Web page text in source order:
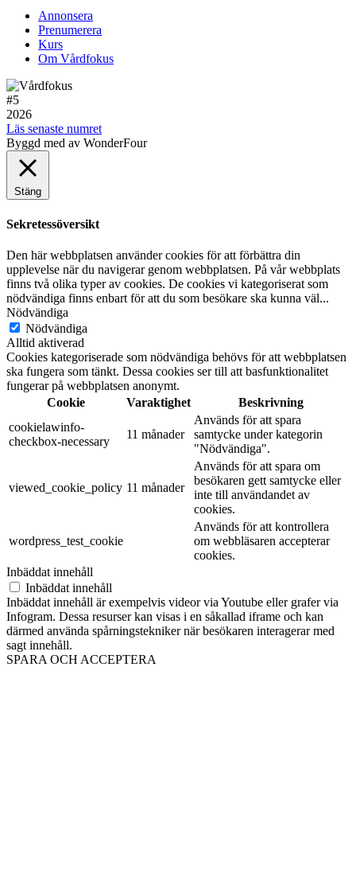
Annonsera
Prenumerera
Kurs
Om Vårdfokus
#5
2026
Läs senaste numret
Byggd med av WonderFour
Stäng
Sekretessöversikt
Den här webbplatsen använder cookies för att förbättra din
upplevelse när du navigerar genom webbplatsen. På vår webbplats
finns två olika typer av cookies. De cookies vi kategoriserat som
nödvändiga finns enbart för att du som besökare ska kunna väl...
Nödvändiga
Nödvändiga
Alltid aktiverad
Cookies kategoriserade som nödvändiga behövs för att webbplatsen
ska fungera som tänkt. Dessa cookies ser till att basfunktionalitet
fungerar på webbplatsen anonymt.
Cookie
Varaktighet
Beskrivning
cookielawinfo-
checkbox-necessary
11 månader
Används för att spara
samtycke under kategorin
"Nödvändiga".
viewed_cookie_policy 11 månader
Används för att spara om
besökaren gett samtycke eller
inte till användandet av
cookies.
wordpress_test_cookie
Används för att kontrollera
om webbläsaren accepterar
cookies.
Inbäddat innehåll
Inbäddat innehåll
Inbäddat innehåll är exempelvis videor via Youtube eller grafer via
Infogram. Dessa resurser kan visas i en såkallad iframe och kan
därmed använda spårningstekniker när besökaren interagerar med
sagt innehåll.
SPARA OCH ACCEPTERA